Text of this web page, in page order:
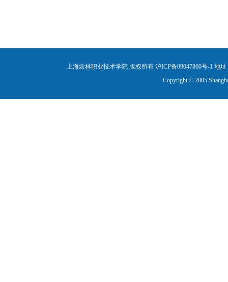
上海农林职业技术学院 版权所有 沪ICP备09047860号-1 地址
Copyright © 2005